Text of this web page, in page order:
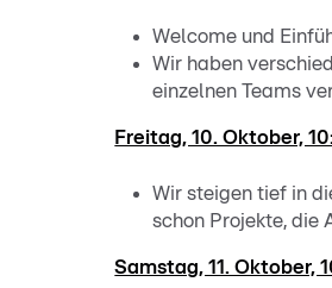
Welcome und
Wir haben
einzelnen Teams
Freitag, 10. Oktober,
Wir steigen tief in
schon Projekte, die
Samstag, 11. Oktober,